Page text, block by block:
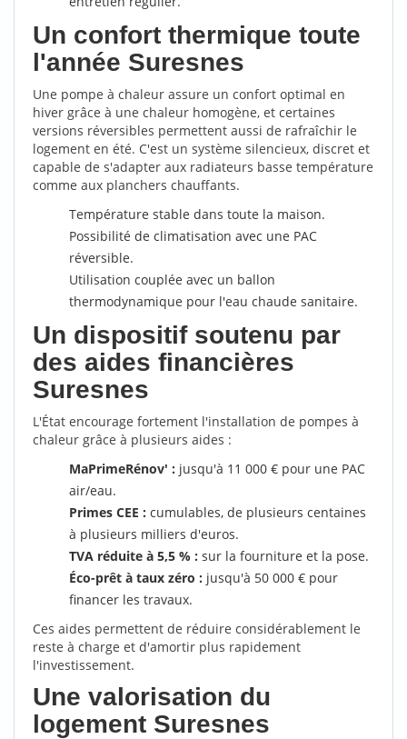
Un confort thermique toute
l'année Suresnes
Une pompe à chaleur assure un confort optimal en
hiver grâce à une chaleur homogène, et certaines
versions réversibles permettent aussi de rafraîchir le
logement en été. C'est un système silencieux, discret et
capable de s'adapter aux radiateurs basse température
comme aux planchers chauffants.
Température stable dans toute la maison.
Possibilité de climatisation avec une PAC
réversible.
Utilisation couplée avec un ballon
thermodynamique pour l'eau chaude sanitaire.
Un dispositif soutenu par
des aides financières
Suresnes
L'État encourage fortement l'installation de pompes à
chaleur grâce à plusieurs aides :
MaPrimeRénov' : jusqu'à 11 000 € pour une PAC
air/eau.
Primes CEE : cumulables, de plusieurs centaines
à plusieurs milliers d'euros.
TVA réduite à 5,5 % : sur la fourniture et la pose.
Éco-prêt à taux zéro : jusqu'à 50 000 € pour
financer les travaux.
Ces aides permettent de réduire considérablement le
reste à charge et d'amortir plus rapidement
l'investissement.
Une valorisation du
logement Suresnes